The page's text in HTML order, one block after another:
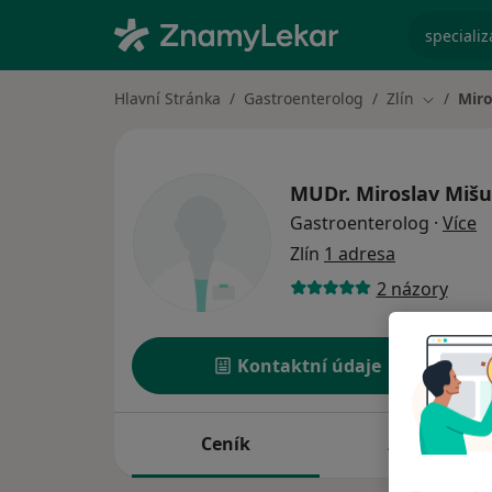
Hlavní Stránka Gastroenterolog Zlín Změna
MUDr. Miroslav
Gastroenterolog · Více
Zlín 1 adresa
2 názory
Kontaktní údaje
Ceník Adresy